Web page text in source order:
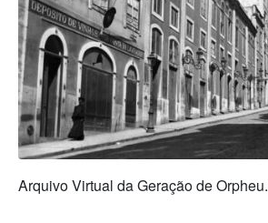
Arquivo Virtual da Geração de Orpheu.